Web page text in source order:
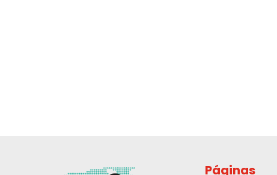
Páginas